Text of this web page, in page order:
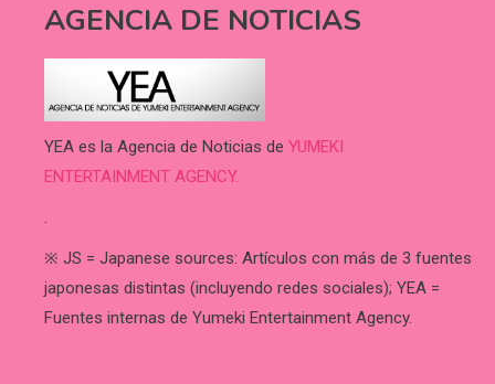
AGENCIA DE NOTICIAS
YEA es la Agencia de Noticias de YUMEKI
ENTERTAINMENT AGENCY.
.
※ JS = Japanese sources: Artículos con más de 3 fuentes
japonesas distintas (incluyendo redes sociales); YEA =
Fuentes internas de Yumeki Entertainment Agency.